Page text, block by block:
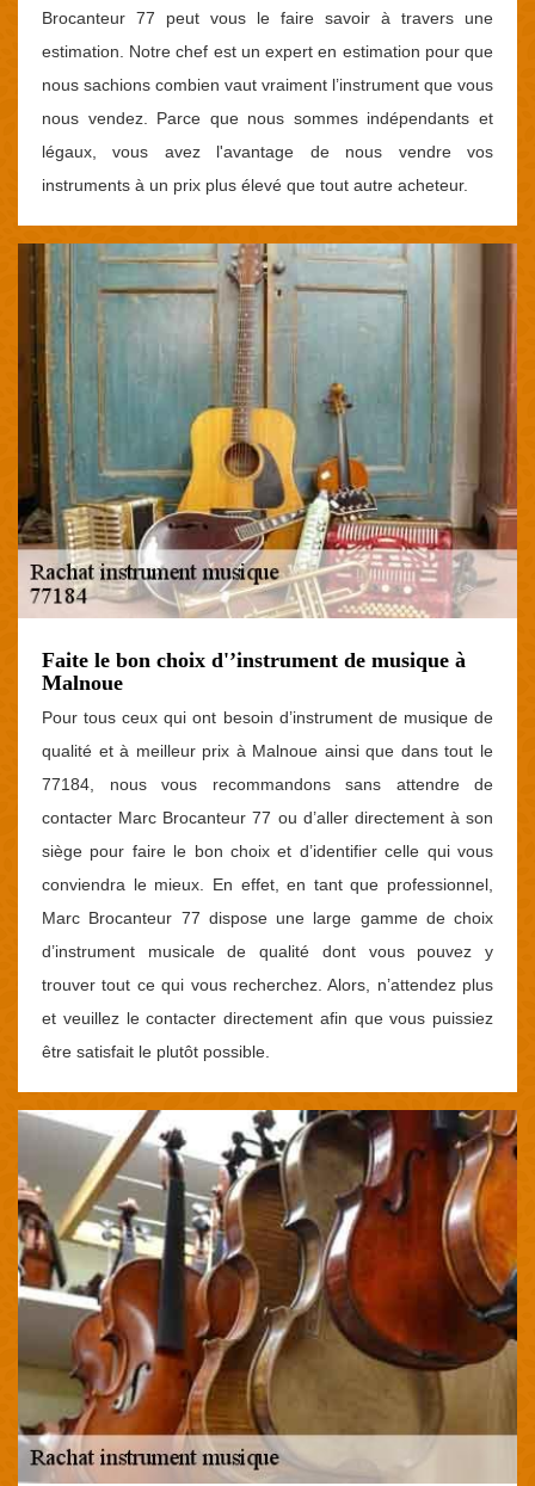
Brocanteur 77 peut vous le faire savoir à travers une
estimation. Notre chef est un expert en estimation pour que
nous sachions combien vaut vraiment l’instrument que vous
nous vendez. Parce que nous sommes indépendants et
légaux, vous avez l'avantage de nous vendre vos
instruments à un prix plus élevé que tout autre acheteur.
Faite le bon choix d'’instrument de musique à
Malnoue
Pour tous ceux qui ont besoin d’instrument de musique de
qualité et à meilleur prix à Malnoue ainsi que dans tout le
77184, nous vous recommandons sans attendre de
contacter Marc Brocanteur 77 ou d’aller directement à son
siège pour faire le bon choix et d’identifier celle qui vous
conviendra le mieux. En effet, en tant que professionnel,
Marc Brocanteur 77 dispose une large gamme de choix
d’instrument musicale de qualité dont vous pouvez y
trouver tout ce qui vous recherchez. Alors, n’attendez plus
et veuillez le contacter directement afin que vous puissiez
être satisfait le plutôt possible.